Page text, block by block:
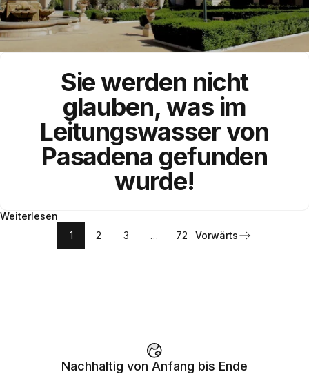
Sie werden nicht
glauben, was im
Leitungswasservon
Pasadena gefunden
wurde!
Weiterlesen
1
2 3 … 72 Vorwärts
Nachhaltig von Anfang bis Ende